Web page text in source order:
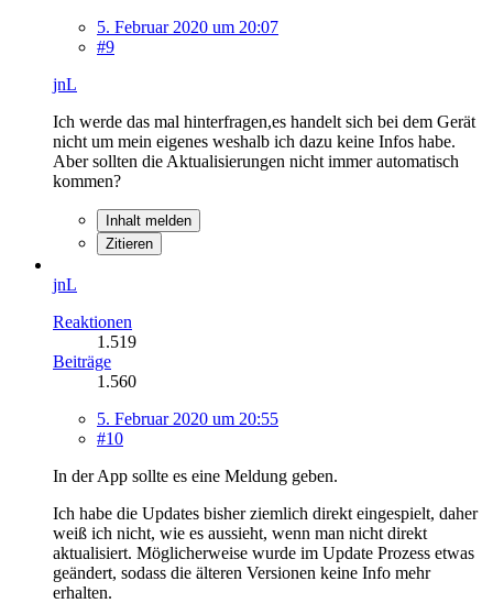
5. Februar 2020 um 20:07
#9
jnL
Ich werde das mal hinterfragen,es handelt sich bei dem Gerät
nicht um mein eigenes weshalb ich dazu keine Infos habe.
Aber sollten die Aktualisierungen nicht immer automatisch
kommen?
Inhalt melden
Zitieren
jnL
Reaktionen
1.519
Beiträge
1.560
5. Februar 2020 um 20:55
#10
In der App sollte es eine Meldung geben.
Ich habe die Updates bisher ziemlich direkt eingespielt, daher
weiß ich nicht, wie es aussieht, wenn man nicht direkt
aktualisiert. Möglicherweise wurde im Update Prozess etwas
geändert, sodass die älteren Versionen keine Info mehr
erhalten.